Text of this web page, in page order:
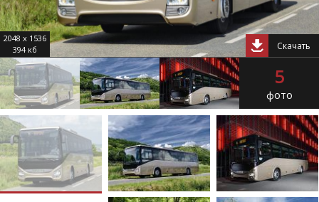
2048 x 1536
394 кб
Скачать
5
фото